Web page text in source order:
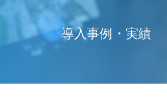
導入事例 ・ 実績